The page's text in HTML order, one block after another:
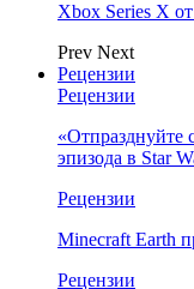
Xbox Series X
Prev Next
Рецензии
Рецензии
«Отпразднуйте
эпизода в Star
Рецензии
Minecraft Earth
Рецензии